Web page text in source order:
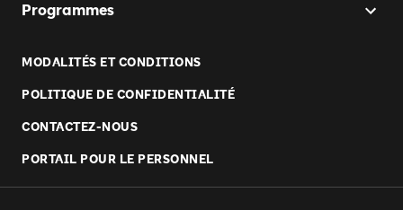
Programmes
MODALITÉS ET CONDITIONS
POLITIQUE DE CONFIDENTIALITÉ
CONTACTEZ-NOUS
PORTAIL POUR LE PERSONNEL